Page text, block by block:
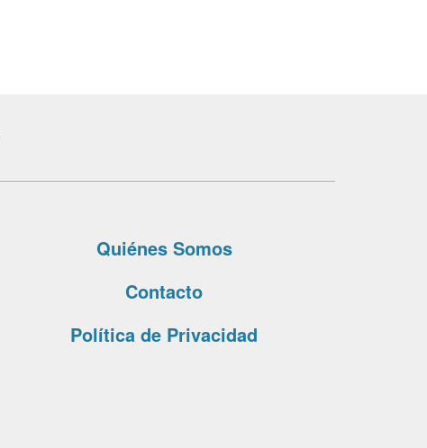
Quiénes Somos
Contacto
Política de Privacidad